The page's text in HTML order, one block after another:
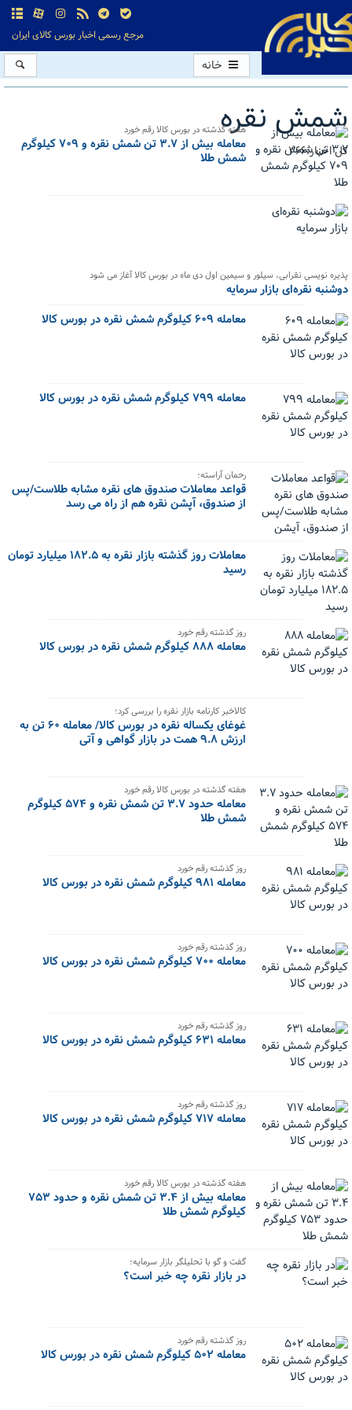
مرجع رسمی اخبار بورس کالای ایران
خانه
شمش نقره
کل اخبار:366
هفته گذشته در بورس کالا رقم خورد
معامله بیش از ۳.۷ تن شمش نقره و ۷۰۹ کیلوگرم
شمش طلا
پذیره نویسی نقرابی، سیلور و سیمین اول دی ماه در بورس کالا آغاز می شود
دوشنبه نقره‌ای بازار سرمایه
معامله ۶۰۹ کیلوگرم شمش نقره در بورس کالا
معامله ۷۹۹ کیلوگرم شمش نقره در بورس کالا
رحمان آراسته؛
قواعد معاملات صندوق های نقره مشابه طلاست/پس
از صندوق، آپشن نقره هم از راه می رسد
معاملات روز گذشته بازار نقره به ۱۸۲.۵ میلیارد تومان
رسید
روز گذشته رقم خورد
معامله ۸۸۸ کیلوگرم شمش نقره در بورس کالا
کالاخبر کارنامه بازار نقره را بررسی کرد؛
غوغای یکساله نقره در بورس کالا/ معامله ۶۰ تن به
ارزش ۹.۸ همت در بازار گواهی و آتی
هفته گذشته در بورس کالا رقم خورد
معامله حدود ۳.۷ تن شمش نقره و ۵۷۴ کیلوگرم
شمش طلا
روز گذشته رقم خورد
معامله ۹۸۱ کیلوگرم شمش نقره در بورس کالا
روز گذشته رقم خورد
معامله ۷۰۰ کیلوگرم شمش نقره در بورس کالا
روز گذشته رقم خورد
معامله ۶۳۱ کیلوگرم شمش نقره در بورس کالا
روز گذشته رقم خورد
معامله ۷۱۷ کیلوگرم شمش نقره در بورس کالا
هفته گذشته در بورس کالا رقم خورد
معامله بیش از ۳.۴ تن شمش نقره و حدود ۷۵۳
کیلوگرم شمش طلا
گفت و گو با تحلیلگر بازار سرمایه؛
در بازار نقره چه خبر است؟
روز گذشته رقم خورد
معامله ۵۰۲ کیلوگرم شمش نقره در بورس کالا